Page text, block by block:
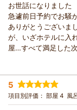
一層お客様に
ご満足いただける
またのご来館を心
ホテル・フロラシオン
この度はお父様、
いただき誠にあり
またご感想をお寄
過日はルームサー
「お肉絶品！」と
この度頂戴いたし
お客様にご満足い
スタッフ一同努め
お世話になりました
急遽前日予約でお騒
ありがとうございま
が、いざホテルに入
屋…すべて満足した次
宿泊時期： 2026年07月
投稿者： たけちゃんさん
宿泊プラン： 【初夏の
ルをメインに・彩り初
5
項目別評価： 部屋 4 風